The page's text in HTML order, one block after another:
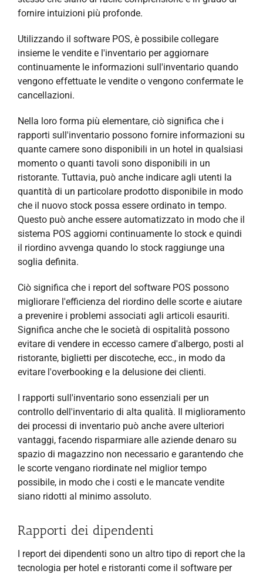
fornire intuizioni più profonde.
Utilizzando il software POS, è possibile collegare
insieme le vendite e l'inventario per aggiornare
continuamente le informazioni sull'inventario quando
vengono effettuate le vendite o vengono confermate le
cancellazioni.
Nella loro forma più elementare, ciò significa che i
rapporti sull'inventario possono fornire informazioni su
quante camere sono disponibili in un hotel in qualsiasi
momento o quanti tavoli sono disponibili in un
ristorante. Tuttavia, può anche indicare agli utenti la
quantità di un particolare prodotto disponibile in modo
che il nuovo stock possa essere ordinato in tempo.
Questo può anche essere automatizzato in modo che il
sistema POS aggiorni continuamente lo stock e quindi
il riordino avvenga quando lo stock raggiunge una
soglia definita.
Ciò significa che i report del software POS possono
migliorare l'efficienza del riordino delle scorte e aiutare
a prevenire i problemi associati agli articoli esauriti.
Significa anche che le società di ospitalità possono
evitare di vendere in eccesso camere d'albergo, posti al
ristorante, biglietti per discoteche, ecc., in modo da
evitare l'overbooking e la delusione dei clienti.
I rapporti sull'inventario sono essenziali per un
controllo dell'inventario di alta qualità. Il miglioramento
dei processi di inventario può anche avere ulteriori
vantaggi, facendo risparmiare alle aziende denaro su
spazio di magazzino non necessario e garantendo che
le scorte vengano riordinate nel miglior tempo
possibile, in modo che i costi e le mancate vendite
siano ridotti al minimo assoluto.
Rapporti dei dipendenti
I report dei dipendenti sono un altro tipo di report che la
tecnologia per hotel e ristoranti come il software per